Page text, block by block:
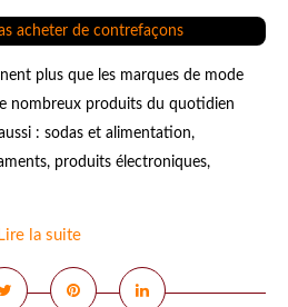
plus que les marques de mode
nombreux produits du quotidien
: sodas et alimentation,
produits électroniques,
Lire la suite